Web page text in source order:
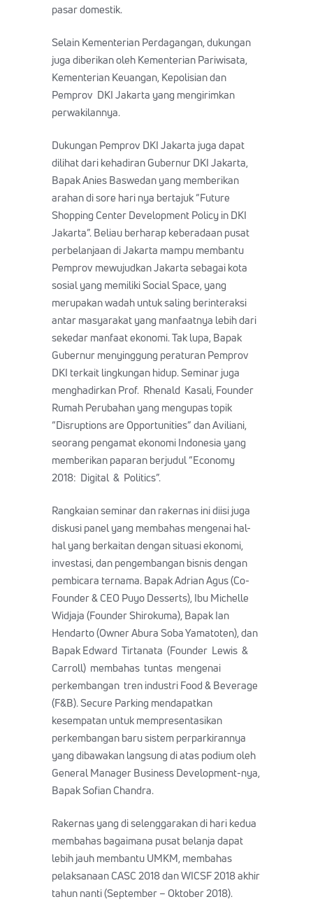
pasar domestik.
Selain Kementerian Perdagangan, dukungan
juga diberikan oleh Kementerian Pariwisata,
Kementerian Keuangan, Kepolisian dan
Pemprov DKI Jakarta yang mengirimkan
perwakilannya.
Dukungan Pemprov DKI Jakarta juga dapat
dilihat dari kehadiran Gubernur DKI Jakarta,
Bapak Anies Baswedan yang memberikan
arahan di sore hari nya bertajuk “Future
Shopping Center Development Policy in DKI
Jakarta”. Beliau berharap keberadaan pusat
perbelanjaan di Jakarta mampu membantu
Pemprov mewujudkan Jakarta sebagai kota
sosial yang memiliki Social Space, yang
merupakan wadah untuk saling berinteraksi
antar masyarakat yang manfaatnya lebih dari
sekedar manfaat ekonomi. Tak lupa, Bapak
Gubernur menyinggung peraturan Pemprov
DKI terkait lingkungan hidup. Seminar juga
menghadirkan Prof. Rhenald Kasali, Founder
Rumah Perubahan yang mengupas topik
“Disruptions are Opportunities” dan Aviliani,
seorang pengamat ekonomi Indonesia yang
memberikan paparan berjudul “Economy
2018: Digital & Politics”.
Rangkaian seminar dan rakernas ini diisi juga
diskusi panel yang membahas mengenai hal-
hal yang berkaitan dengan situasi ekonomi,
investasi, dan pengembangan bisnis dengan
pembicara ternama. Bapak Adrian Agus (Co-
Founder & CEO Puyo Desserts), Ibu Michelle
Widjaja (Founder Shirokuma), Bapak Ian
Hendarto (Owner Abura Soba Yamatoten), dan
Bapak Edward Tirtanata (Founder Lewis &
Carroll) membahas tuntas mengenai
perkembangan tren industri Food & Beverage
(F&B). Secure Parking mendapatkan
kesempatan untuk mempresentasikan
perkembangan baru sistem perparkirannya
yang dibawakan langsung di atas podium oleh
General Manager Business Development-nya,
Bapak Sofian Chandra.
Rakernas yang di selenggarakan di hari kedua
membahas bagaimana pusat belanja dapat
lebih jauh membantu UMKM, membahas
pelaksanaan CASC 2018 dan WICSF 2018 akhir
tahun nanti (September – Oktober 2018).